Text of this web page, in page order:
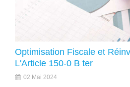
Optimisation Fiscale et
L'Article 150-0 B ter
02 Mai 2024